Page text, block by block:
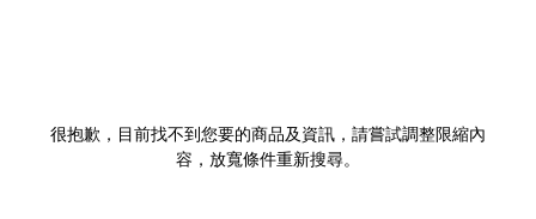
很抱歉，目前找不到您要的商品及資訊，請嘗試調整限縮內
容，放寬條件重新搜尋。